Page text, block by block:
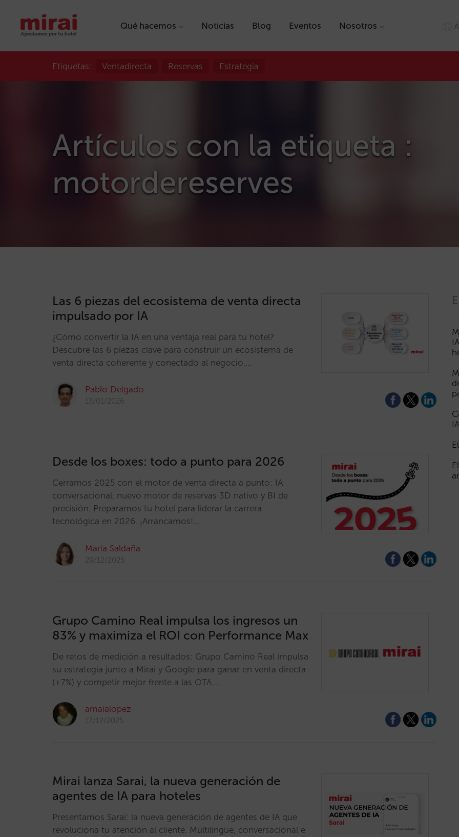
Qué hacemos Noticias Blog Eventos Nosotros
Etiquetas: Ventadirecta Reservas Estrategia
Artículos con la etiqueta :
motordereserves
Las 6 piezas del ecosistema de venta directa
impulsado por IA
¿Cómo convertir la IA en una ventaja real para tu hotel?
Descubre las 6 piezas clave para construir un ecosistema de
venta directa coherente y conectado al negocio.…
Pablo Delgado
13/01/2026
Desde los boxes: todo a punto para 2026
Cerramos 2025 con el motor de venta directa a punto: IA
conversacional, nuevo motor de reservas 3D nativo y BI de
precisión. Preparamos tu hotel para liderar la carrera
tecnológica en 2026. ¡Arrancamos!…
María Saldaña
29/12/2025
Grupo Camino Real impulsa los ingresos un
83% y maximiza el ROI con Performance Max
De retos de medición a resultados: Grupo Camino Real impulsa
su estrategia junto a Mirai y Google para ganar en venta directa
(+7%) y competir mejor frente a las OTA.…
amaialopez
17/12/2025
Mirai lanza Sarai, la nueva generación de
agentes de IA para hoteles
Presentamos Sarai: la nueva generación de agentes de IA que
revoluciona tu atención al cliente. Multilingüe, conversacional e